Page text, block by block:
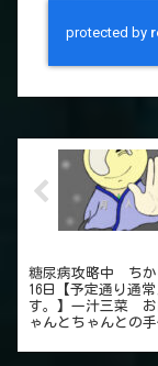
糖尿病攻略中 ち
16日【予定通り通
す。】一汁三菜 お
ゃんとちゃんとの